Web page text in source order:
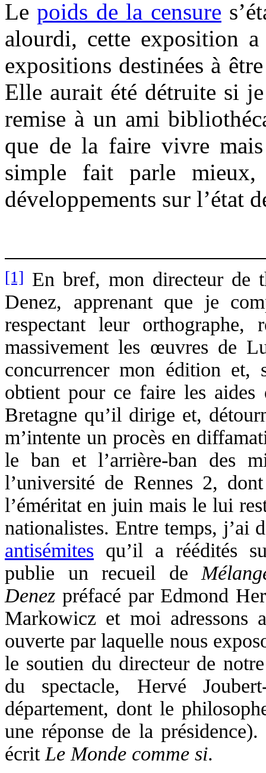
Lepoids de la censure
alourdi, cette exposition
expositions destinées à
Elle aurait été détruite si
remise à un ami
que de la faire vivre
simple fait parle
développements sur l’état
[1] En bref, mon directeur de
Denez, apprenant que je
respectant leur
massivement les œuvres de
concurrencer mon édition et,
obtient pour ce faire les
Bretagne qu’il dirige et,
m’intente un procès en
le ban et l’arrière-ban des
l’université de Rennes 2,
l’éméritat en juin mais le lui
nationalistes. Entre temps, j’ai
antisémites qu’il a réédités
publie un recueil de
Denez préfacé par Edmond
Markowicz et moi adressons
ouverte par laquelle nous
le soutien du directeur de
du spectacle, Hervé
département, dont le
une réponse de la
écrit Le Monde comme si.